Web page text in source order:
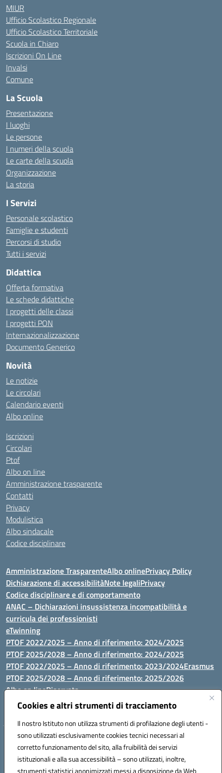
Cookies e altri strumenti di tracciamento
Il nostro Istituto non utilizza strumenti di profilazione degli utenti -
sono utilizzati esclusivamente cookies tecnici necessari al
corretto funzionamento del sito, alla fruibilità dei servizi
istituzionali e alla sua accessibilità – sono utilizzati, inoltre,
strumenti statistici anonimizzati messi a disposizione da Web
MIUR
Ufficio Scolastico Regionale
Ufficio Scolastico Territoriale
Scuola in Chiaro
Iscrizioni On Line
Invalsi
Comune
La Scuola
Presentazione
I luoghi
Le persone
I numeri della scuola
Le carte della scuola
Organizzazione
La storia
I Servizi
Personale scolastico
Famiglie e studenti
Percorsi di studio
Tutti i servizi
Didattica
Offerta formativa
Le schede didattiche
I progetti delle classi
I progetti PON
Internazionalizzazione
Documento Generico
Novità
Le notizie
Le circolari
Calendario eventi
Albo online
Iscrizioni
Circolari
Ptof
Albo on line
Amministrazione trasparente
Contatti
Privacy
Modulistica
Albo sindacale
Codice disciplinare
Amministrazione TrasparenteAlbo onlinePrivacy Policy
Dichiarazione di accessibilitàNote legaliPrivacy
Codice disciplinare e di comportamento
ANAC – Dichiarazioni insussistenza incompatibilità e
curricula dei professionisti
eTwinning
PTOF 2022/2025 – Anno di riferimento: 2024/2025
PTOF 2025/2028 – Anno di riferimento: 2024/2025
PTOF 2022/2025 – Anno di riferimento: 2023/2024Erasmus
PTOF 2025/2028 – Anno di riferimento: 2025/2026
Albo on lineRiservata
P.N. Dotazione di attrezzature per le palestre
Via Luna e Sole, 44 07100, Sassari - Tel 079293287 - Fax 0793764116
- Mail: ssvc010009@istruzione.it - PEC: ssvc010009@pec.istruzione.it
- C.F. / P.IVA Convitto 80000150906 - C.F. Scuole 92073300904